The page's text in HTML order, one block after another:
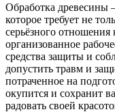
Обработка древесины
которое требует не
серьёзного
организованное
средства защиты и
допустить травм и
потраченное на
окупится и сохранит
радовать своей